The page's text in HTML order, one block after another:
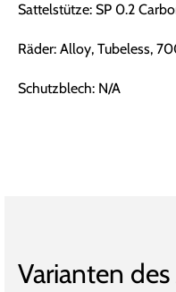
Sattelstütze: SP 0.2
Räder: Alloy, Tubeless,
Schutzblech: N/A
Varianten